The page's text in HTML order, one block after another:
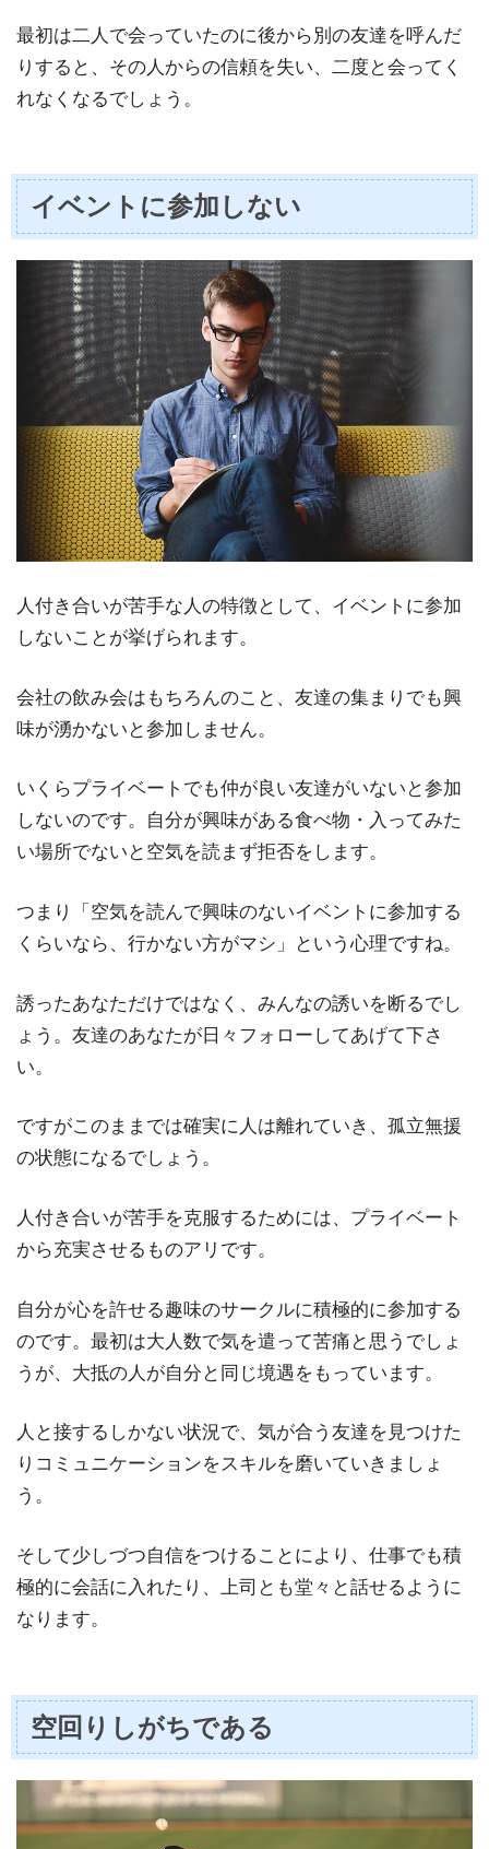
最初は二人で会っていたのに後から別の友達を呼んだ
りすると、その人からの信頼を失い、二度と会ってく
れなくなるでしょう。
イベントに参加しない
人付き合いが苦手な人の特徴として、イベントに参加
しないことが挙げられます。
会社の飲み会はもちろんのこと、友達の集まりでも興
味が湧かないと参加しません。
いくらプライベートでも仲が良い友達がいないと参加
しないのです。自分が興味がある食べ物・入ってみた
い場所でないと空気を読まず拒否をします。
つまり「空気を読んで興味のないイベントに参加する
くらいなら、行かない方がマシ」という心理ですね。
誘ったあなただけではなく、みんなの誘いを断るでし
ょう。友達のあなたが日々フォローしてあげて下さ
い。
ですがこのままでは確実に人は離れていき、孤立無援
の状態になるでしょう。
人付き合いが苦手を克服するためには、プライベート
から充実させるものアリです。
自分が心を許せる趣味のサークルに積極的に参加する
のです。最初は大人数で気を遣って苦痛と思うでしょ
うが、大抵の人が自分と同じ境遇をもっています。
人と接するしかない状況で、気が合う友達を見つけた
りコミュニケーションをスキルを磨いていきましょ
う。
そして少しづつ自信をつけることにより、仕事でも積
極的に会話に入れたり、上司とも堂々と話せるように
なります。
空回りしがちである